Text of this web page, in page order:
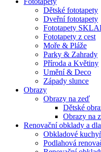
Dětské fototapety
Dveřní fototapety
Fototapety
Fototapety z cest
Moře & Pláže
Parky & Zahrady
Příroda a Květiny
Umění & Deco
Západy slunce
Obrazy
Obrazy na zeď
Dětské
Obrazy na
Renovační obklady a
Obkladové
Podlahová